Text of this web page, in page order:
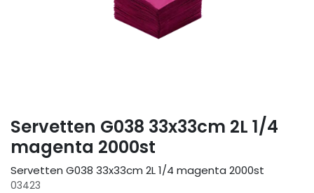
Servetten G038 33x33cm 2L 1/4
magenta 2000st
Servetten G038 33x33cm 2L 1/4 magenta 2000st
03423